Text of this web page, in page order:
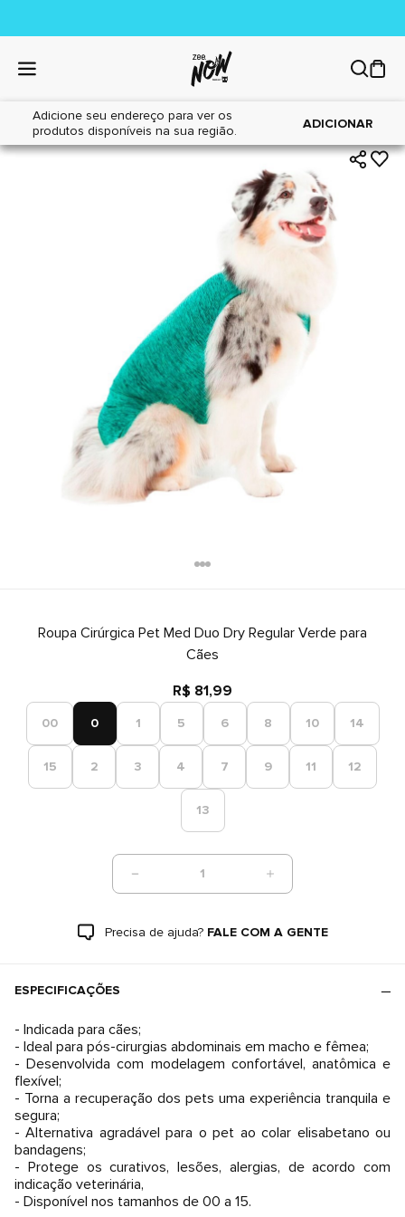
Adicione seu endereço para ver os
produtos disponíveis na sua região.
ADICIONAR
Home|Cães|Farmácia
Roupa Cirúrgica Pet Med Duo Dry Regular Verde para
Cães
R$ 81,99
00 0 1 5 6 8 10 14
15 2 3 4 7 9 11 12
13
1
Precisa de ajuda? FALE COM A GENTE
ESPECIFICAÇÕES
- Indicada para cães;
- Ideal para pós-cirurgias abdominais em macho e fêmea;
- Desenvolvida com modelagem confortável, anatômica e
flexível;
- Torna a recuperação dos pets uma experiência tranquila e
segura;
- Alternativa agradável para o pet ao colar elisabetano ou
bandagens;
- Protege os curativos, lesões, alergias, de acordo com
indicação veterinária,
- Disponível nos tamanhos de 00 a 15.